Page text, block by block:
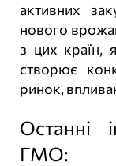
активних
нового
з цих країн,
створює
ринок,
Останні
ГМО: